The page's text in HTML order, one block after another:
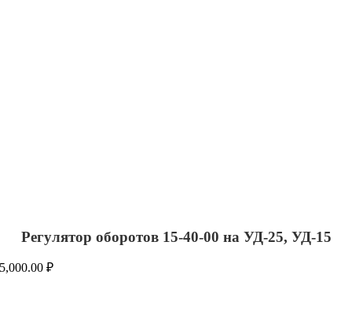
Регулятор оборотов 15-40-00 на УД-25, УД-15
5,000.00₽